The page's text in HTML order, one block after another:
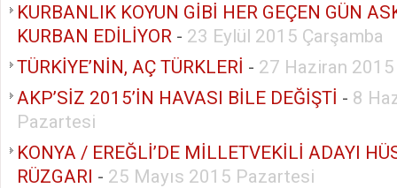
KURBANLIK KOYUN GİBİ HER GEÇEN GÜN
KURBAN EDİLİYOR - 23 Eylül 2015 Çarşamba
TÜRKİYE’NİN, AÇ TÜRKLERİ - 27 Haziran
AKP’SİZ 2015’İN HAVASI BİLE DEĞİŞTİ - 8
Pazartesi
KONYA / EREĞLİ’DE MİLLETVEKİLİ ADAYI
RÜZGARI - 25 Mayıs 2015 Pazartesi